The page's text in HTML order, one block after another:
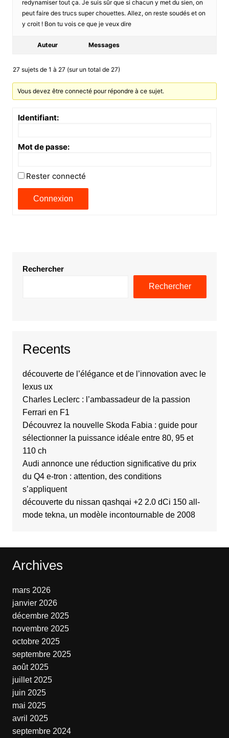
redynamiser tout ça. Je suis sûr que si chacun y met du sien, on
peut faire des trucs super chouettes. Allez, on reste soudés et on
y croit ! Bon tu vois ce que je veux dire
Auteur Messages
27 sujets de 1 à 27 (sur un total de 27)
Vous devez être connecté pour répondre à ce sujet.
Identifiant:
Mot de passe:
Rester connecté
Connexion
Rechercher
Rechercher
Recents
découverte de l’élégance et de l’innovation avec le
lexus ux
Charles Leclerc : l’ambassadeur de la passion
Ferrari en F1
Découvrez la nouvelle Skoda Fabia : guide pour
sélectionner la puissance idéale entre 80, 95 et
110 ch
Audi annonce une réduction significative du prix
du Q4 e-tron : attention, des conditions
s’appliquent
découverte du nissan qashqai +2 2.0 dCi 150 all-
mode tekna, un modèle incontournable de 2008
Archives
mars 2026
janvier 2026
décembre 2025
novembre 2025
octobre 2025
septembre 2025
août 2025
juillet 2025
juin 2025
mai 2025
avril 2025
septembre 2024